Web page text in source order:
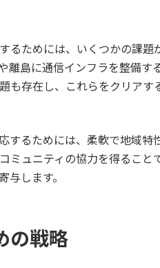
るためには、いくつかの課題
離島に通信インフラを整備す
も存在し、これらをクリア
するためには、柔軟で地域特
ミュニティの協力を得るこ
与します。
の戦略